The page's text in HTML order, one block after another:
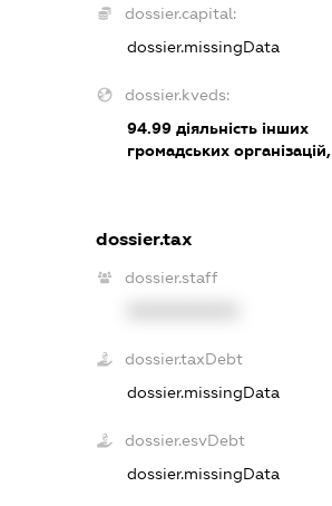
dossier.capital:
dossier.missingData
dossier.kveds:
94.99 діяльність інших
громадських організацій,
dossier.tax
dossier.staff
dossier.taxDebt
dossier.missingData
dossier.esvDebt
dossier.missingData